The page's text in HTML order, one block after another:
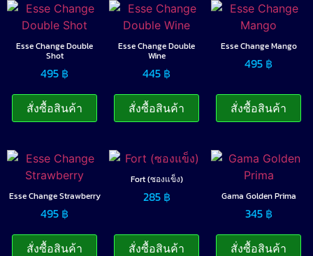
Esse Change Double
Shot
495 ฿
สั่งซื้อสินค้า
Esse Change Double
Wine
445 ฿
สั่งซื้อสินค้า
Esse Change Mango
495 ฿
สั่งซื้อสินค้า
Esse Change Strawberry
495 ฿
สั่งซื้อสินค้า
Fort (ซองแข็ง)
285 ฿
สั่งซื้อสินค้า
Gama Golden Prima
345 ฿
สั่งซื้อสินค้า